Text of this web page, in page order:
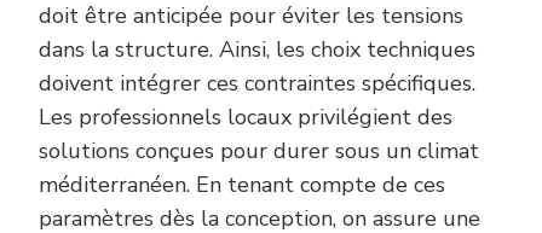
doit être anticipée pour éviter les tensions
dans la structure. Ainsi, les choix techniques
doivent intégrer ces contraintes spécifiques.
Les professionnels locaux privilégient des
solutions conçues pour durer sous un climat
méditerranéen. En tenant compte de ces
paramètres dès la conception, on assure une